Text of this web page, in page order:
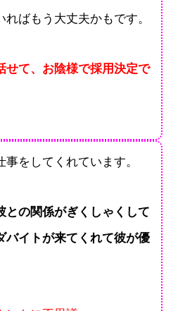
ばもう大丈夫かもです。
せて、お陰様で採用決定で
をしてくれています。
との関係がぎくしゃくして
バイトが来てくれて彼が優